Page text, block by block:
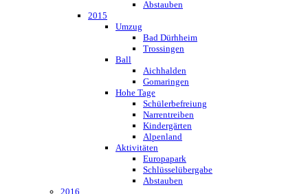
Abstauben
2015
Umzug
Bad Dürhheim
Trossingen
Ball
Aichhalden
Gomaringen
Hohe Tage
Schülerbefreiung
Narrentreiben
Kindergärten
Alpenland
Aktivitäten
Europapark
Schlüsselübergabe
Abstauben
2016